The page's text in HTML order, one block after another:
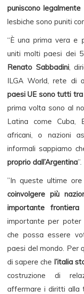
puniscono legalmente
lesbiche sono puniti
“È una prima vera e
uniti molti paesi dei
Renato Sabbadini,
ILGA World, rete di
paesi UE sono tutti
prima volta sono al
Latina come Cuba,
africani, o nazioni
informali sappiamo
proprio dall’Argentina”.
”In queste ultime
coinvolgere più
importante
importante per poter
che possa essere
paesi del mondo. Per
di sapere che l’italia
costruzione di
affermare i diritti alla